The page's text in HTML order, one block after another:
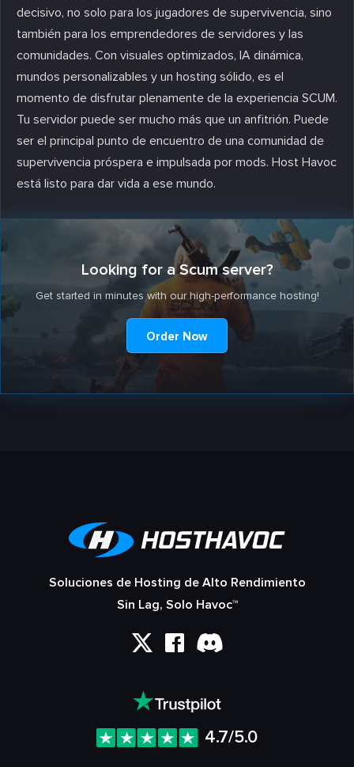
decisivo, no solo para los jugadores de supervivencia, sino
también para los emprendedores de servidores y las
comunidades. Con visuales optimizados, IA dinámica,
mundos personalizables y un hosting sólido, es el
momento de disfrutar plenamente de la experiencia SCUM.
Tu servidor puede ser mucho más que un anfitrión. Puede
ser el principal punto de encuentro de una comunidad de
supervivencia próspera e impulsada por mods. Host Havoc
está listo para dar vida a ese mundo.
Looking for a Scum server?
Get started in minutes with our high-performance hosting!
Order Now
Soluciones de Hosting de Alto Rendimiento
Sin Lag, Solo Havoc™
4.7/5.0